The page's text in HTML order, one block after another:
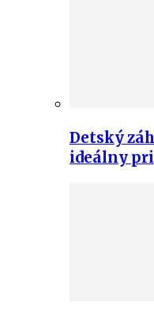
Detský
ideálny